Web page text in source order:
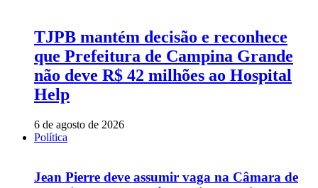
TJPB mantém decisão e reconhece
que Prefeitura de Campina Grande
não deve R$ 42 milhões ao Hospital
Help
6 de agosto de 2026
Política
Jean Pierre deve assumir vaga na Câmara de